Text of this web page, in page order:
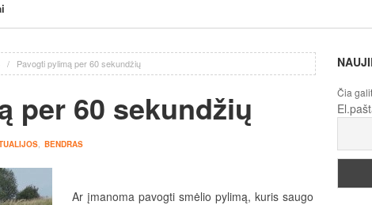
/ Pavogti pylimą per 60 sekundžių
per 60 sekundžių
, BENDRAS
Ar įmanoma pavogti smėlio pylimą, kuris saugo
Čia